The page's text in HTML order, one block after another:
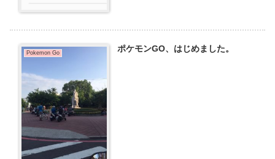
Pokemon Go ポケモンGO、はじめました。